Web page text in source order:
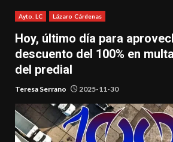
Ayto. LC Lázaro Cárdenas
Hoy, último día para
descuento del 100% en
del predial
Teresa Serrano 2025-11-30